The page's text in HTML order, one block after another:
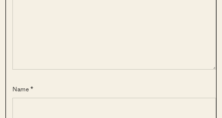
Name *